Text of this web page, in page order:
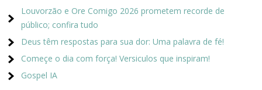
Louvorzão e Ore Comigo 2026 prometem recorde de
público; confira tudo
Deus têm respostas para sua dor: Uma palavra de fé!
Começe o dia com força! Versiculos que inspiram!
Gospel IA